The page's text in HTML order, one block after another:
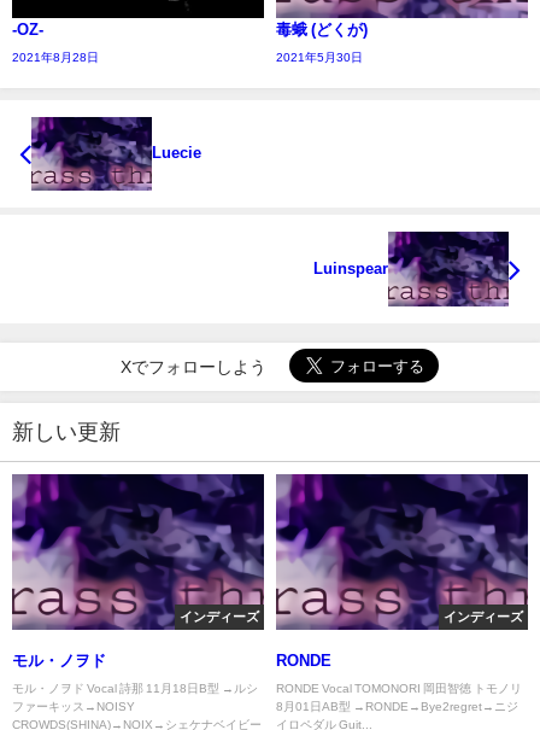
-OZ-
2021年8月28日
毒蛾 (どくが)
2021年5月30日
Luecie
Luinspear
Xでフォローしよう
新しい更新
インディーズ
モル・ノヲド
モル・ノヲド Vocal 詩那 11月18日B型 →ルシ
ファーキッス→NOISY
CROWDS(SHINA)→NOIX→シェケナベイビー
インディーズ
RONDE
RONDE Vocal TOMONORI 岡田智徳 トモノリ
8月01日AB型 →RONDE→Bye2regret→ニジ
イロペダル Guit...